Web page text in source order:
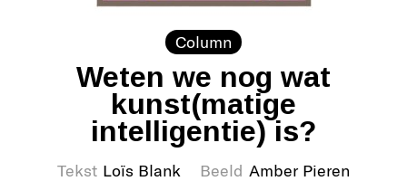
Column
Weten we nog wat
kunst(matige
intelligentie) is?
Tekst Loïs Blank Beeld Amber Pieren